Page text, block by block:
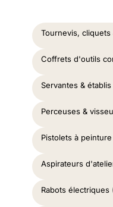
Tournevis, cliquets
Coffrets d'outils
Servantes &
Perceuses &
Pistolets à peinture
Aspirateurs
Rabots électriques